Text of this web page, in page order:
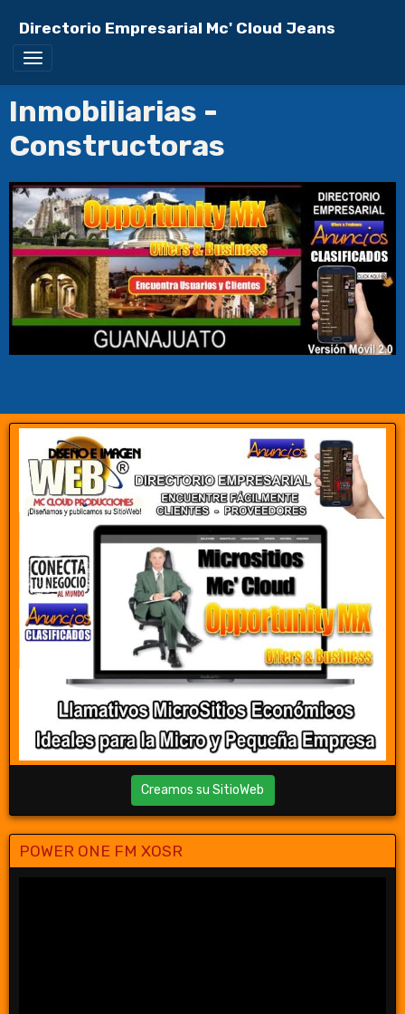
Directorio Empresarial Mc' Cloud Jeans
Inmobiliarias -
Constructoras
Creamos su SitioWeb
POWER ONE FM XOSR